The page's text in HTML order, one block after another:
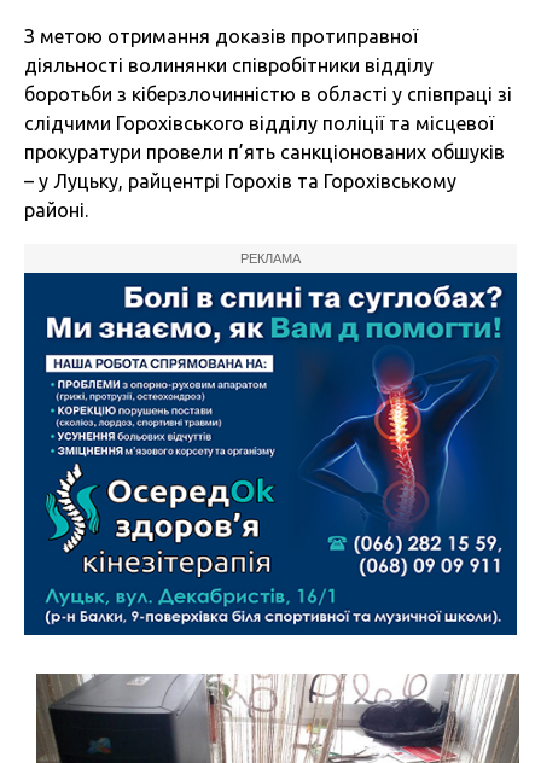
З метою отримання доказів протиправної
діяльності волинянки співробітники відділу
боротьби з кіберзлочинністю в області у співпраці зі
слідчими Горохівського відділу поліції та місцевої
прокуратури провели п’ять санкціонованих обшуків
– у Луцьку, райцентрі Горохів та Горохівському
районі.
РЕКЛАМА